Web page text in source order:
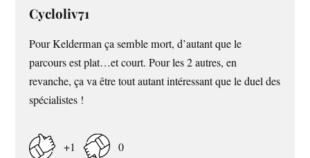
Cycloliv71
Pour Kelderman ça semble mort, d’autant que le
parcours est plat…et court. Pour les 2 autres, en
revanche, ça va être tout autant intéressant que le duel des
spécialistes !
+1 0